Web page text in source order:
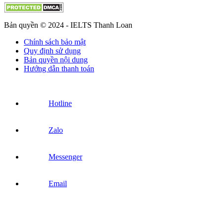
Bản quyền © 2024 - IELTS Thanh Loan
Chính sách bảo mật
Quy định sử dụng
Bản quyền nội dung
Hướng dẫn thanh toán
Hotline
Zalo
Messenger
Email